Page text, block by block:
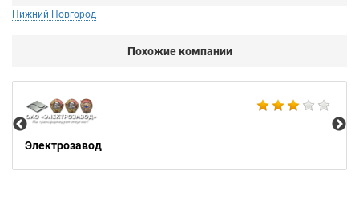
Нижний Новгород
Похожие компании
Электрозавод